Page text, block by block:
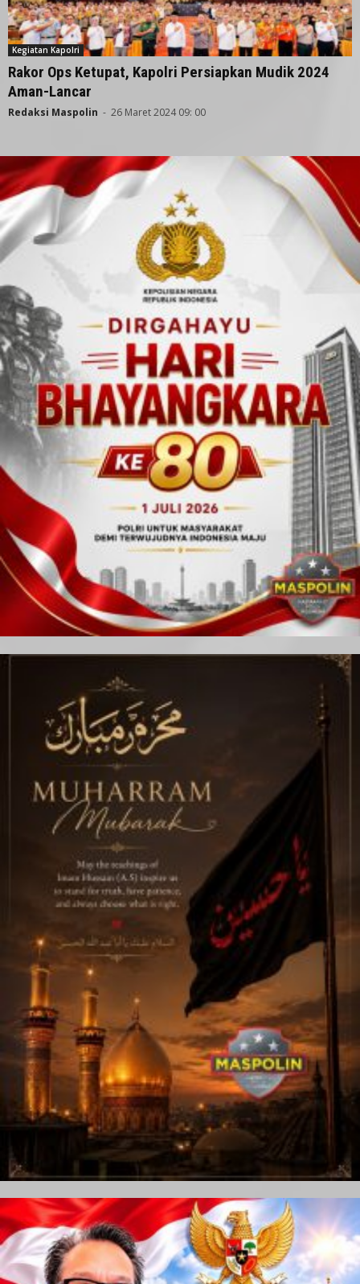
Kegiatan Kapolri
Rakor Ops Ketupat, Kapolri Persiapkan Mudik 2024
Aman-Lancar
Redaksi Maspolin - 26 Maret 2024 09: 00